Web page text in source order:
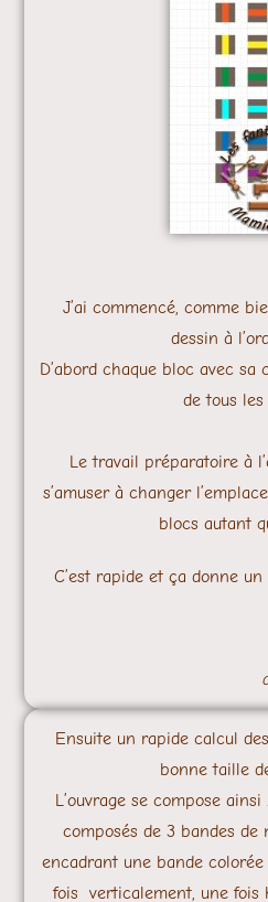
J’ai commencé, comme
dessin à
D’abord chaque bloc avec sa
de tous les
Le travail préparatoire à
s’amuser à changer
blocs autant
C’est rapide et ça donne
Ensuite un rapide calcul
bonne taille
L’ouvrage se compose
composés de 3 bandes de
encadrant une bande
fois verticalement, une fois